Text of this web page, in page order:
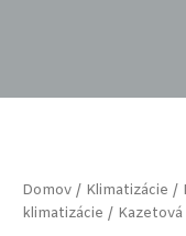
Domov / Klimatizácie /
klimatizácie /
AUCA-
H60